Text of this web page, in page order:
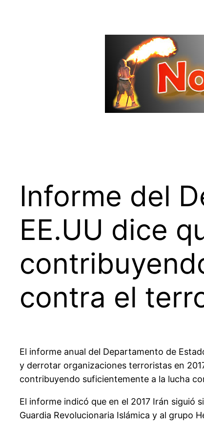
Informe del
EE.UU dice
contra el
El informe anual del Departamento de
y derrotar organizaciones terroristas en
contribuyendo suficientemente a la lucha
El informe indicó que en el 2017 Irán siguió
Guardia Revolucionaria Islámica y al grupo